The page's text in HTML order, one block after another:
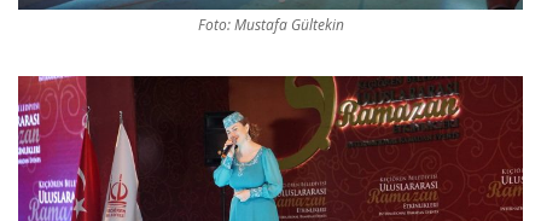
Foto: Mustafa Gültekin